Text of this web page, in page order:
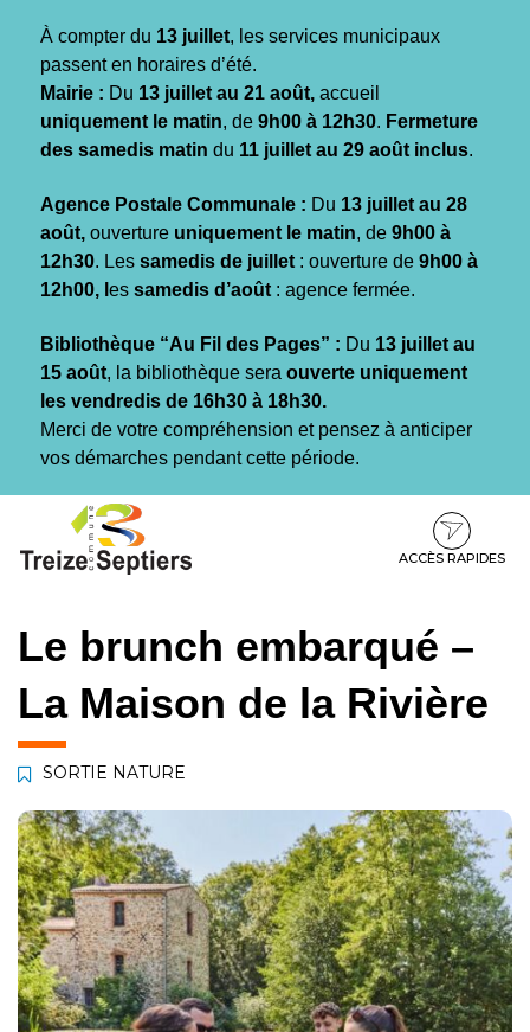
À compter du 13 juillet, les services municipaux
passent en horaires d’été.
Mairie : Du 13 juillet au 21 août, accueil
uniquement le matin, de 9h00 à 12h30. Fermeture
des samedis matin du 11 juillet au 29 août inclus.
Agence Postale Communale : Du 13 juillet au 28
août, ouverture uniquement le matin, de 9h00 à
12h30. Les samedis de juillet : ouverture de 9h00 à
12h00, l es samedis d’août : agence fermée.
Bibliothèque “Au Fil des Pages” : Du 13 juillet au
15 août, la bibliothèque sera ouverte uniquement
les vendredis de 16h30 à 18h30.
Merci de votre compréhension et pensez à anticiper
vos démarches pendant cette période.
contenu
pied
ACCÈS RAPIDES
Le brunch embarqué –
La Maison de la Rivière
SORTIE NATURE